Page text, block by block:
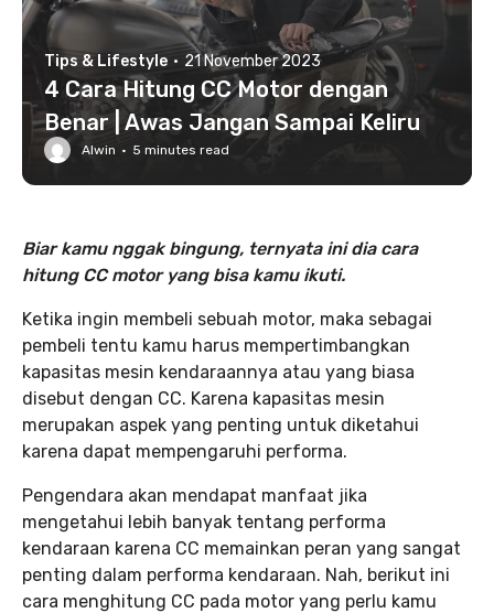
Tips & Lifestyle · 21 November 2023
4 Cara Hitung CC Motor dengan
Benar | Awas Jangan Sampai Keliru
Alwin · 5 minutes read
Biar kamu nggak bingung, ternyata ini dia cara
hitung CC motor yang bisa kamu ikuti.
Ketika ingin membeli sebuah motor, maka sebagai
pembeli tentu kamu harus mempertimbangkan
kapasitas mesin kendaraannya atau yang biasa
disebut dengan CC. Karena kapasitas mesin
merupakan aspek yang penting untuk diketahui
karena dapat mempengaruhi performa.
Pengendara akan mendapat manfaat jika
mengetahui lebih banyak tentang performa
kendaraan karena CC memainkan peran yang sangat
penting dalam performa kendaraan. Nah, berikut ini
cara menghitung CC pada motor yang perlu kamu